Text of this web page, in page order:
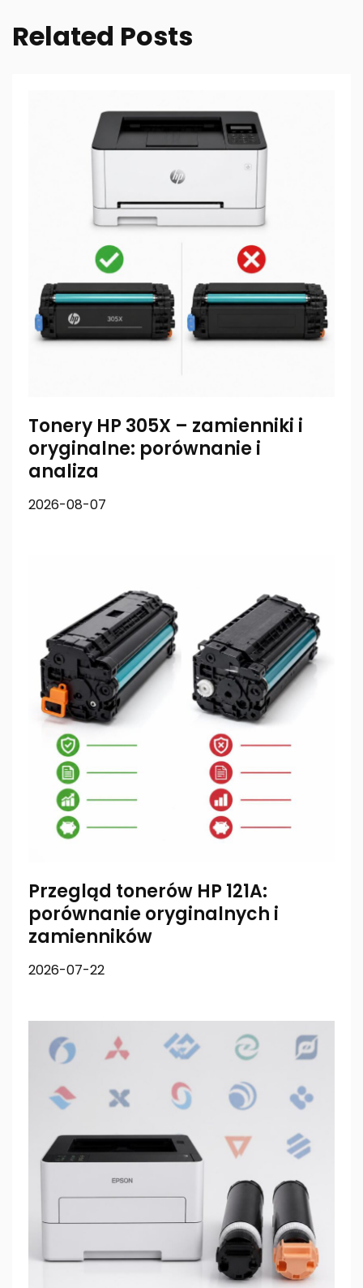
Related Posts
Tonery HP 305X – zamienniki i
oryginalne: porównanie i
analiza
2026-08-07
Przegląd tonerów HP 121A:
porównanie oryginalnych i
zamienników
2026-07-22